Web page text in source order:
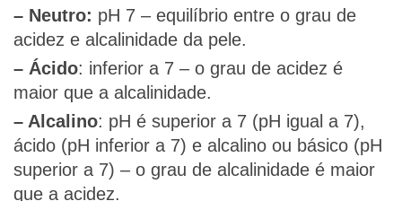
– Neutro: pH 7 – equilíbrio entre o grau de
acidez e alcalinidade da pele.
– Ácido: inferior a 7 – o grau de acidez é
maior que a alcalinidade.
– Alcalino: pH é superior a 7 (pH igual a 7),
ácido (pH inferior a 7) e alcalino ou básico (pH
superior a 7) – o grau de alcalinidade é maior
que a acidez.